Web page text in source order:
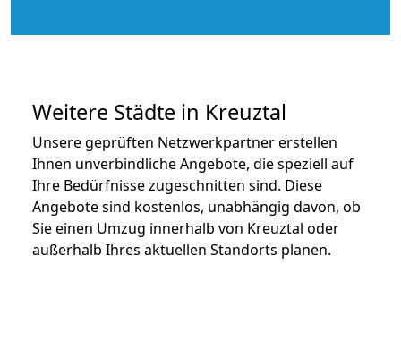
Weitere Städte in Kreuztal
Unsere geprüften Netzwerkpartner erstellen
Ihnen unverbindliche Angebote, die speziell auf
Ihre Bedürfnisse zugeschnitten sind. Diese
Angebote sind kostenlos, unabhängig davon, ob
Sie einen Umzug innerhalb von Kreuztal oder
außerhalb Ihres aktuellen Standorts planen.